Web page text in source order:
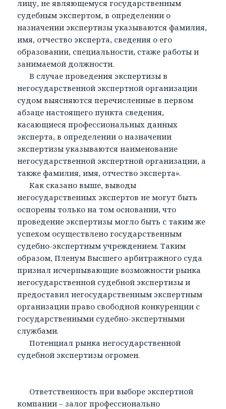
лицу, не являющемуся государственным
судебным экспертом, в определении о
назначении экспертизы указываются фамилия,
имя, отчество эксперта, сведения о его
образовании, специальности, стаже работы и
занимаемой должности.
В случае проведения экспертизы в
негосударственной экспертной организации
судом выясняются перечисленные в первом
абзаце настоящего пункта сведения,
касающиеся профессиональных данных
эксперта, в определении о назначении
экспертизы указываются наименование
негосударственной экспертной организации, а
также фамилия, имя, отчество эксперта».
Как сказано выше, выводы
негосударственных экспертов не могут быть
оспорены только на том основании, что
проведение экспертизы могло быть с таким же
успехом осуществлено государственным
судебно-экспертным учреждением. Таким
образом, Пленум Высшего арбитражного суда
признал исчерпывающие возможности рынка
негосударственной судебной экспертизы и
предоставил негосударственным экспертным
организации право свободной конкуренции с
государственными судебно-экспертными
службами.
Потенциал рынка негосударственной
судебной экспертизы огромен.
Ответственность при выборе экспертной
компании – залог профессионально